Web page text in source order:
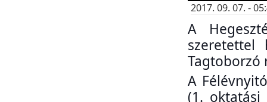
2017. 09. 07. -
A
Tagtoborzó
A
(1. oktatási